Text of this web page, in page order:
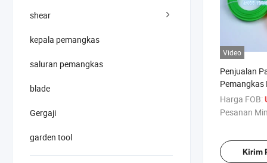
shear
kepala pemangkas
saluran pemangkas
blade
Gergaji
garden tool
Video
Penjualan
Pemangkas
Berkualitas
Harga FOB:
Pesanan
Kirim